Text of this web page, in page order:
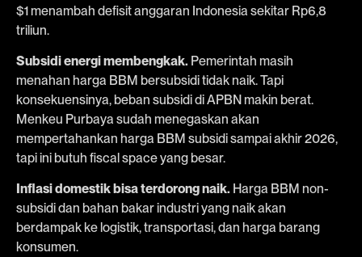
$1 menambah defisit anggaran Indonesia sekitar Rp6,8
triliun.
Subsidi energi membengkak. Pemerintah masih
menahan harga BBM bersubsidi tidak naik. Tapi
konsekuensinya, beban subsidi di APBN makin berat.
Menkeu Purbaya sudah menegaskan akan
mempertahankan harga BBM subsidi sampai akhir 2026,
tapi ini butuh fiscal space yang besar.
Inflasi domestik bisa terdorong naik. Harga BBM non-
subsidi dan bahan bakar industri yang naik akan
berdampak ke logistik, transportasi, dan harga barang
konsumen.